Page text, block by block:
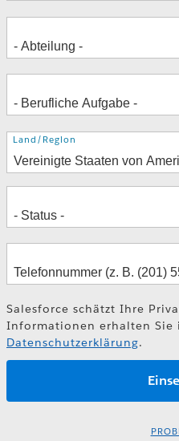
Adresse
Land/Region
Salesforce schätzt Ihre
Informationen erhalten Sie
Datenschutzerklärung.